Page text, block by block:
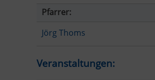
Pfarrer:
Jörg Thoms
Veranstaltungen: